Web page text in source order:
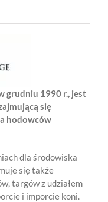
grudniu 1990 r., jest
się
hodowców
dla środowiska
się także
targów z udziałem
i imporcie koni.